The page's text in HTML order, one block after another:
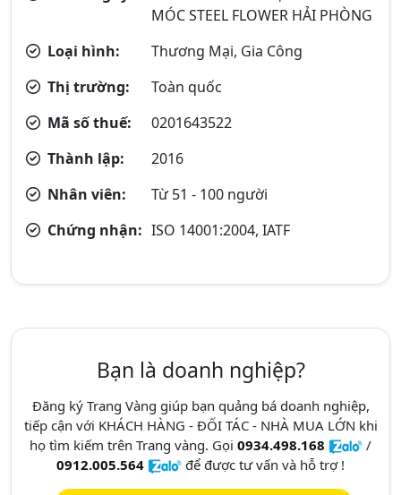
MÓC STEEL FLOWER HẢI PHÒNG
Loại hình:
Thương Mại, Gia Công
Thị trường:
Toàn quốc
Mã số thuế:
0201643522
Thành lập:
2016
Nhân viên:
Từ 51 - 100 người
Chứng nhận: ISO 14001:2004, IATF
Bạn là doanh nghiệp?
Đăng ký Trang Vàng giúp bạn quảng bá doanh nghiệp,
tiếp cận với KHÁCH HÀNG - ĐỐI TÁC - NHÀ MUA LỚN khi
họ tìm kiếm trên Trang vàng. Gọi 0934.498.168
/
0912.005.564
để được tư vấn và hỗ trợ !